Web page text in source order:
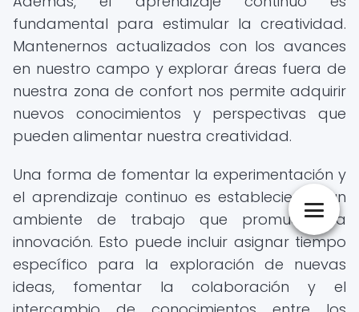
fundamental para estimular la creatividad.
Mantenernos actualizados con los avances
en nuestro campo y explorar áreas fuera de
nuestra zona de confort nos permite adquirir
nuevos conocimientos y perspectivas que
pueden alimentar nuestra creatividad.
Una forma de fomentar la experimentación y
el aprendizaje continuo es estableciendo un
ambiente de trabajo que promueva la
innovación. Esto puede incluir asignar tiempo
específico para la exploración de nuevas
ideas, fomentar la colaboración y el